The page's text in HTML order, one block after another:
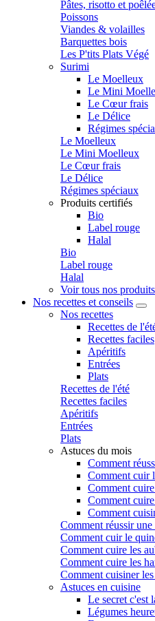
Pâtes, risotto et
Poissons
Viandes & volailles
Barquettes bois
Les P'tits Plats Végé
Surimi
Le Moelleux
Le Mini
Le Cœur frais
Le Délice
Régimes
Le Moelleux
Le Mini Moelleux
Le Cœur frais
Le Délice
Régimes spéciaux
Produits certifiés
Bio
Label rouge
Halal
Bio
Label rouge
Halal
Voir tous nos produits
Nos recettes et conseils
Nos recettes
Recettes de
Recettes faciles
Apéritifs
Entrées
Plats
Recettes de l'été
Recettes faciles
Apéritifs
Entrées
Plats
Astuces du mois
Comment
Comment cuir
Comment
Comment
Comment
Comment réussir une
Comment cuir le
Comment cuire les
Comment cuire les
Comment cuisiner
Astuces en cuisine
Le secret c'est
Légumes